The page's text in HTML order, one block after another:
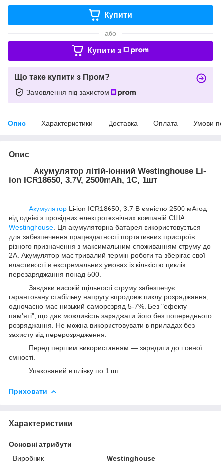
Купити
або
Купити з
Що таке купити з Пром?
Замовлення під захистом
Опис Характеристики Доставка Оплата Умови
Опис
Акумулятор літій-іонний Westinghouse Li-
ion ICR18650, 3.7V, 2500mAh, 1С, 1шт
Акумулятор Li-ion ICR18650, 3.7 В ємністю 2500 мАгод
від однієї з провідних електротехнічних компаній США
Westinghouse . Ця акумуляторна батарея використовується
для забезпечення працездатності портативних пристроїв
різного призначення з максимальним споживанням струму до
2А. Акумулятор має тривалий термін роботи та зберігає свої
властивості в екстремальних умовах із кількістю циклів
перезаряджання понад 500.
Завдяки високій щільності струму забезпечує
гарантовану стабільну напругу впродовж циклу розряджання,
одночасно має низький саморозряд 5-7%. Без "ефекту
пам'яті", що дає можливість заряджати його без попереднього
розряджання. Не можна використовувати в приладах без
захисту від перерозрядження.
Перед першим використанням — зарядити до повної
ємності.
Упакований в плівку по 1 шт.
Приховати
Характеристики
Основні атрибути
Виробник
Westinghouse